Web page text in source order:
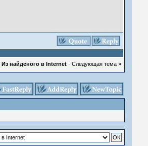
Из найденого в Internet· Следующая тема »